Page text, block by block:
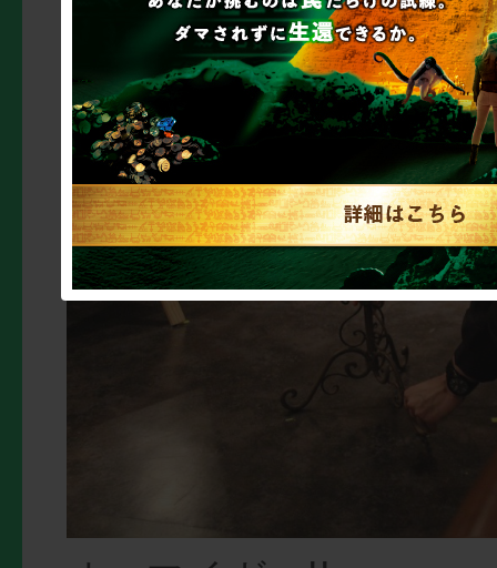
だからこうやってゆっ
な」